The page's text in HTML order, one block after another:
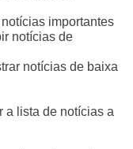
importantes
notícias de
notícias de baixa
a lista de notícias a